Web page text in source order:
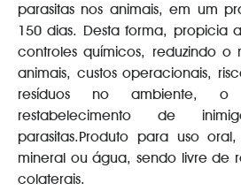
parasitas nos animais, em um
150 dias. Desta forma, propicia
controles químicos, reduzindo o
animais, custos operacionais,
resíduos no ambiente,
restabelecimento de
parasitas.Produto para uso
mineral ou água, sendo livre de
colaterais.